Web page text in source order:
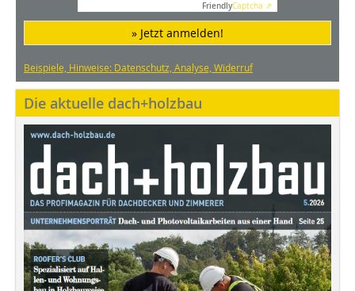
FriendlyCaptcha ⇗
» Jetzt anmelden!
Beispiele, Hinweise: Datenschutz, Analyse, Widerruf
Die aktuelle dach+holzbau